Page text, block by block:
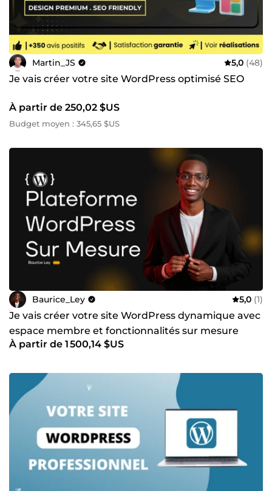
Martin_JS 5,0 (48)
Je vais créer votre site WordPress optimisé SEO
À partir de 250,02 $US
Budget moyen : 345,65 $US
Baurice_Ley 5,0 (1)
Je vais créer votre site WordPress dynamique avec
espace membre et fonctionnalités sur mesure
À partir de 1 500,14 $US